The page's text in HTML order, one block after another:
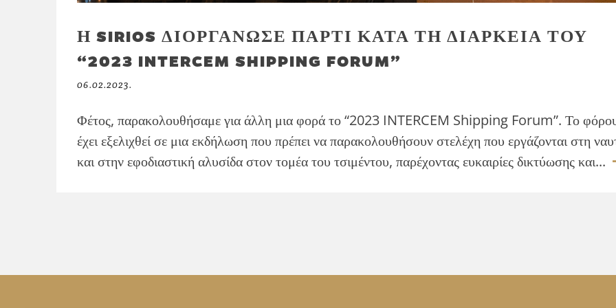
Η SIRIOS ΔΙΟΡΓΑΝΩΣΕ ΠΑΡΤΙ ΚΑΤΑ ΤΗ ΔΙΑΡΚΕΙΑ ΤΟΥ
“2023 INTERCEM SHIPPING FORUM”
06.02.2023.
Φέτος, παρακολουθήσαμε για άλλη μια φορά το “2023 INTERCEM Shipping Forum”. Το
έχει εξελιχθεί σε μια εκδήλωση που πρέπει να παρακολουθήσουν στελέχη που εργάζονται στη
και στην εφοδιαστική αλυσίδα στον τομέα του τσιμέντου, παρέχοντας ευκαιρίες δικτύωσης και...